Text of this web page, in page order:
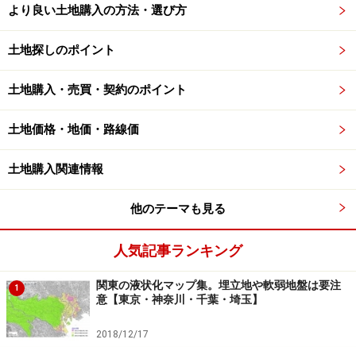
なお、地価LOOKレポートでの全国の主要都市における調
査対象は150地区で、そのうち住宅系地区は44（東京圏
20地区、大阪圏14地区、名古屋圏4地区、地方圏6地区）
です。
【地価LOOKレポート】 （国土交通省サイト内への
リンク）
第22回 平成25年第1四半期
（平成25年1月1日～平成25年4月1日）
第23回 平成25年第2四半期
（平成25年4月1日～平成25年7月1日）
第24回 平成25年第3四半期
より良い土地購入の方法・選び方
土地探しのポイント
土地購入・売買・契約のポイント
土地価格・地価・路線価
土地購入関連情報
他のテーマも見る
人気記事ランキング
1
関東の液状化マップ集。埋立地や軟弱地盤は要注
意【東京・神奈川・千葉・埼玉】
2018/12/17